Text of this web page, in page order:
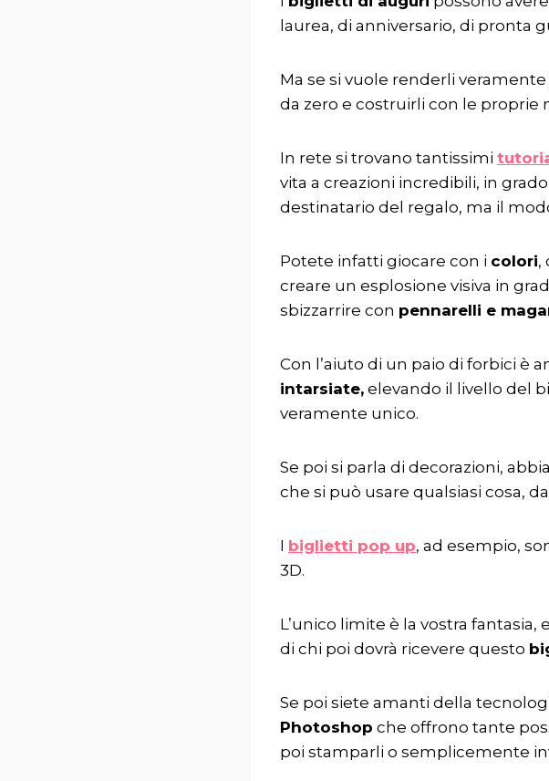
laurea, di anniversario, di pronta
Ma se si vuole renderli
da zero e costruirli con le proprie
In rete si trovano tantissimi
vita a creazioni incredibili, in
destinatario del regalo, ma il
Potete infatti giocare con i colori,
creare un esplosione visiva in
sbizzarrire con pennarelli e
Con l’aiuto di un paio di forbici è
intarsiate, elevando il livello del
veramente unico.
Se poi si parla di decorazioni,
che si può usare qualsiasi cosa,
I biglietti pop up, ad esempio,
3D.
L’unico limite è la vostra
di chi poi dovrà ricevere questo
Se poi siete amanti della
Photoshop che offrono tante
poi stamparli o semplicemente